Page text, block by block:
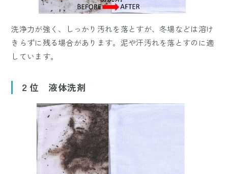
洗浄力が強く、しっかり汚れを落とすが、冬場などは溶け
きらずに残る場合があります。泥や汗汚れを落とすのに適
しています。
２位 液体洗剤